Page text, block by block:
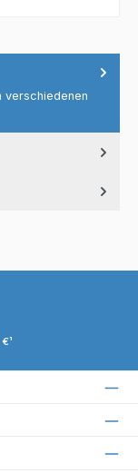
verschiedenen